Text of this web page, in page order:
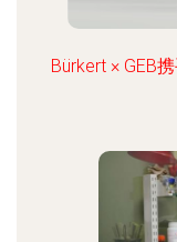
Bürkert × GEB